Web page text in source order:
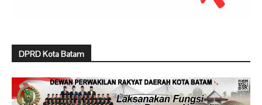
DPRD Kota Batam